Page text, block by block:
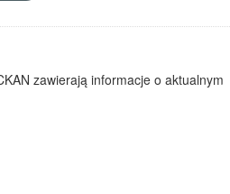
zawierają informacje o aktualnym